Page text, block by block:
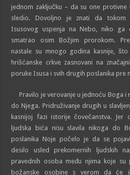
jednom zaključku – da su one
sledio. Dovoljno je znati da tokom
Isusovog uspenja na Nebo, niko ga
smatrao osim Božjim prorokom.
nastale su mnogo godina kasnije,
hrišćanske crkve zasnovani na
poruke Isusa i svih drugih poslanika pre
Pravilo je verovanje u jednoću Boga i
do Njega. Pridruživanje drugih u
kasnijoj fazi istorije čovečanstva. Jer
ljudska bića nisu slavila nikoga do
poslanika Noje počelo je da se
desilo usled prekomernih ljudskih
pravednih osoba među njima koje su
božanske osobine s verom da će